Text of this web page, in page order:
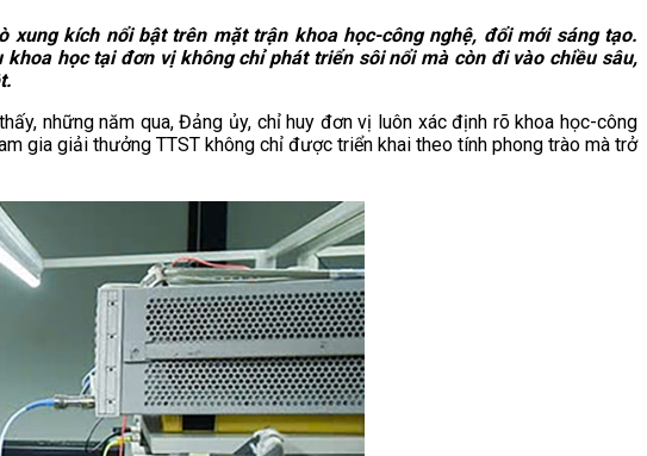
kích nổi bật trên mặt trận khoa học-công nghệ, đổi mới sáng tạo.
học tại đơn vị không chỉ phát triển sôi nổi mà còn đi vào chiều sâu,
những năm qua, Đảng ủy, chỉ huy đơn vị luôn xác định rõ khoa học-công
gia giải thưởng TTST không chỉ được triển khai theo tính phong trào mà trở